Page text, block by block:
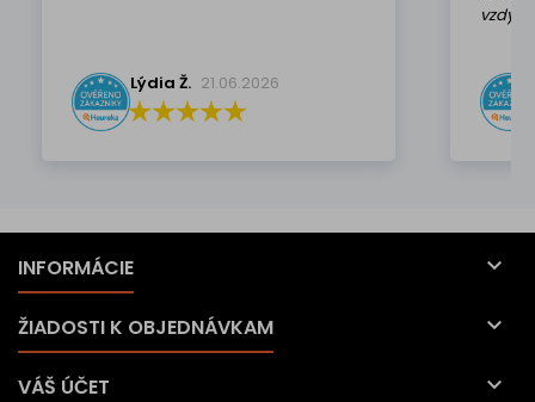
Lýdia Ž. 21.06.2026
vzdy k
INFORMÁCIE 
ŽIADOSTI K OBJEDNÁVKAM 
VÁŠ ÚČET 